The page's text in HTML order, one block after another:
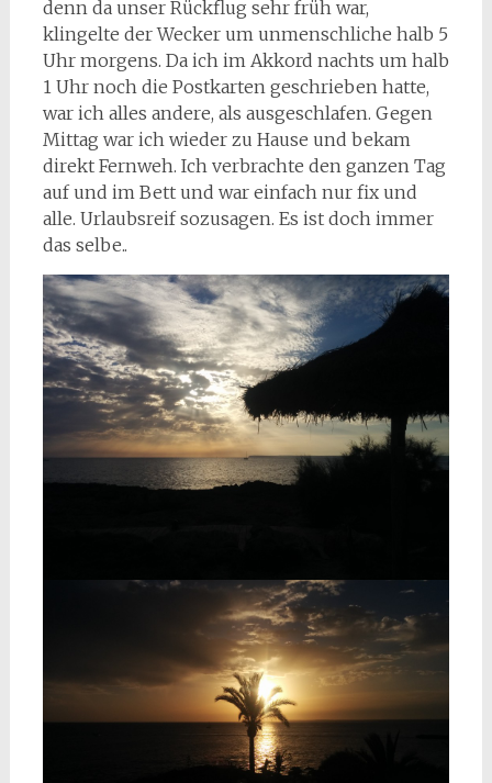
denn da unser Rückflug sehr früh war,
klingelte der Wecker um unmenschliche halb 5
Uhr morgens. Da ich im Akkord nachts um halb
1 Uhr noch die Postkarten geschrieben hatte,
war ich alles andere, als ausgeschlafen. Gegen
Mittag war ich wieder zu Hause und bekam
direkt Fernweh. Ich verbrachte den ganzen Tag
auf und im Bett und war einfach nur fix und
alle. Urlaubsreif sozusagen. Es ist doch immer
das selbe..